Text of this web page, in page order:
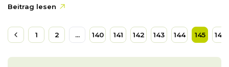
Beitrag lesen
1 2 ... 140 141 142 143 144 145 146